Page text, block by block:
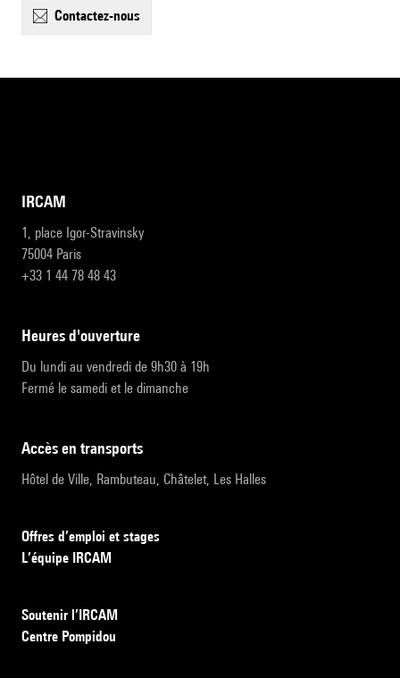
contactez-nous
IRCAM
1, place Igor-Stravinsky
75004 Paris
+33 1 44 78 48 43
heures d'ouverture
Du lundi au vendredi de 9h30 à 19h
Fermé le samedi et le dimanche
accès en transports
Hôtel de Ville, Rambuteau, Châtelet, Les Halles
Offres d’emploi et stages
L’équipe IRCAM
Soutenir l’IRCAM
Centre Pompidou